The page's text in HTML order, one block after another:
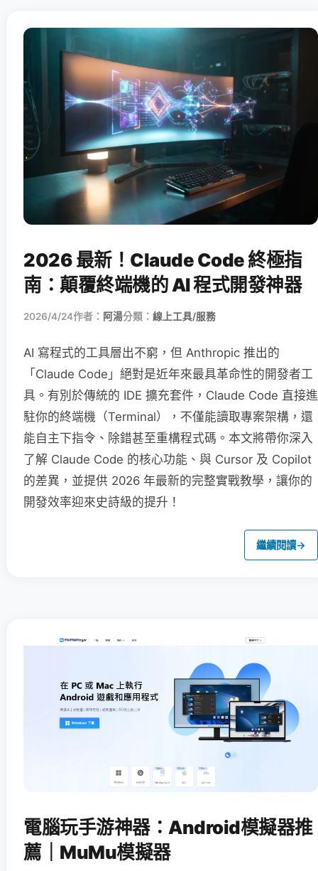
2026 最新！Claude Code 終極指
南：顛覆終端機的 AI 程式開發神器
2026/4/24作者： 阿湯分類： 線上工具/服務
AI 寫程式的工具層出不窮，但 Anthropic 推出的
「Claude Code」絕對是近年來最具革命性的開發者工
具。有別於傳統的 IDE 擴充套件，Claude Code 直接進
駐你的終端機（Terminal），不僅能讀取專案架構，還
能自主下指令、除錯甚至重構程式碼。本文將帶你深入
了解 Claude Code 的核心功能、與 Cursor 及 Copilot
的差異，並提供 2026 年最新的完整實戰教學，讓你的
開發效率迎來史詩級的提升！
繼續閱讀→
電腦玩手游神器：Android模擬器推
薦｜MuMu模擬器